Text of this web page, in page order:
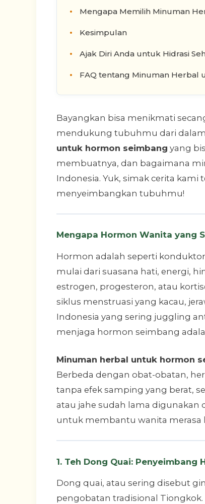
Mengapa Memilih Minuman
Kesimpulan
Ajak Diri Anda untuk Hidrasi
FAQ tentang Minuman Herbal
Bayangkan bisa menikmati
mendukung tubuhmu dari
untuk hormon seimbang yang
membuatnya, dan bagaimana
Indonesia. Yuk, simak cerita
menyeimbangkan tubuhmu!
Mengapa Hormon Wanita yang
Hormon adalah seperti
mulai dari suasana hati, energi,
estrogen, progesteron, atau
siklus menstruasi yang kacau,
Indonesia yang sering juggling
menjaga hormon seimbang
Minuman herbal untuk hormon
Berbeda dengan obat-obatan,
tanpa efek samping yang berat,
atau jahe sudah lama digunakan
untuk membantu wanita merasa
1. Teh Dong Quai: Penyeimbang
Dong quai, atau sering disebut
pengobatan tradisional